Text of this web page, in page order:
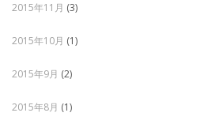
2015年11月 (3)
2015年10月 (1)
2015年9月 (2)
2015年8月 (1)